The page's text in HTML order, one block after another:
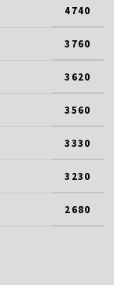
4740
3760
3620
3560
3330
3230
2680